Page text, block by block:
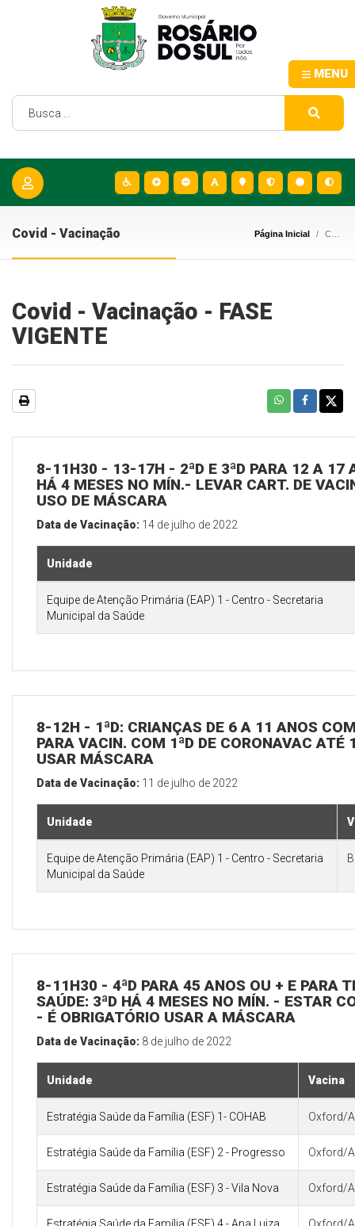
MENU
Covid - Vacinação Página Inicial Covid - Vacinação
Covid - Vacinação - FASE
VIGENTE
8-11H30 - 13-17H - 2ªD E 3ªD PARA 12 A 17
HÁ 4 MESES NO MÍN.- LEVAR CART. DE
USO DE MÁSCARA
Data de Vacinação: 14 de julho de 2022
Unidade
Equipe de Atenção Primária (EAP) 1 - Centro - Secretaria
Municipal da Saúde
8-12H - 1ªD: CRIANÇAS DE 6 A 11 ANOS
PARA VACIN. COM 1ªD DE CORONAVAC
USAR MÁSCARA
Data de Vacinação: 11 de julho de 2022
Unidade
Equipe de Atenção Primária (EAP) 1 - Centro - Secretaria
Municipal da Saúde
8-11H30 - 4ªD PARA 45 ANOS OU + E PARA
SAÚDE: 3ªD HÁ 4 MESES NO MÍN. - ESTAR
- É OBRIGATÓRIO USAR A MÁSCARA
Data de Vacinação: 8 de julho de 2022
Unidade Vacina
Estratégia Saúde da Família (ESF) 1- COHAB Oxford/
Estratégia Saúde da Família (ESF) 2 - Progresso Oxford/
Estratégia Saúde da Família (ESF) 3 - Vila Nova Oxford/